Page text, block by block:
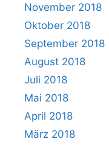
November 2018
Oktober 2018
September 2018
August 2018
Juli 2018
Mai 2018
April 2018
März 2018